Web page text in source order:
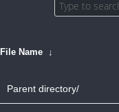
File Name ↓
Parent directory/